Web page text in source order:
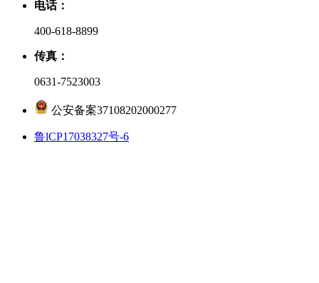
电话：
400-618-8899
传真：
0631-7523003
公安备案37108202000277
鲁lCP17038327号-6